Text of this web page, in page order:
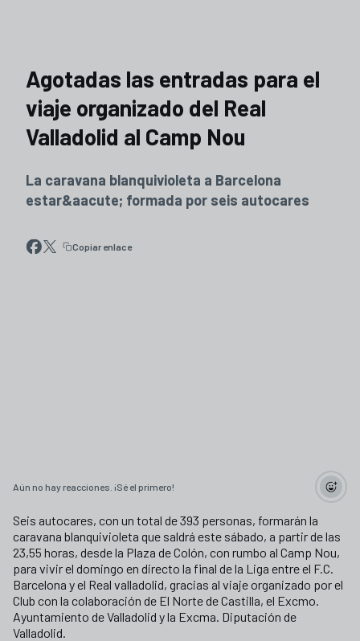
Agotadas las entradas para el
viaje organizado del Real
Valladolid al Camp Nou
La caravana blanquivioleta a Barcelona
estar&aacute; formada por seis autocares
Copiar enlace
Aún no hay reacciones. ¡Sé el primero!
Seis autocares, con un total de 393 personas, formarán la
caravana blanquivioleta que saldrá este sábado, a partir de las
23,55 horas, desde la Plaza de Colón, con rumbo al Camp Nou,
para vivir el domingo en directo la final de la Liga entre el F.C.
Barcelona y el Real valladolid, gracias al viaje organizado por el
Club con la colaboración de El Norte de Castilla, el Excmo.
Ayuntamiento de Valladolid y la Excma. Diputación de
Valladolid.